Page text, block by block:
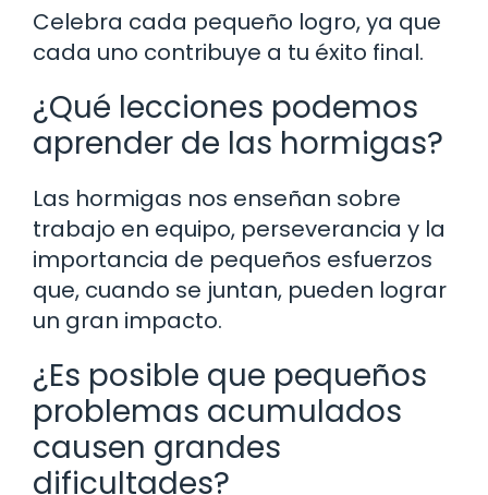
Celebra cada pequeño logro, ya que
cada uno contribuye a tu éxito final.
¿Qué lecciones podemos
aprender de las hormigas?
Las hormigas nos enseñan sobre
trabajo en equipo, perseverancia y la
importancia de pequeños esfuerzos
que, cuando se juntan, pueden lograr
un gran impacto.
¿Es posible que pequeños
problemas acumulados
causen grandes
dificultades?